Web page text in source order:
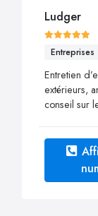
Ludger
Entreprises
Entretien
extérieurs,
conseil sur